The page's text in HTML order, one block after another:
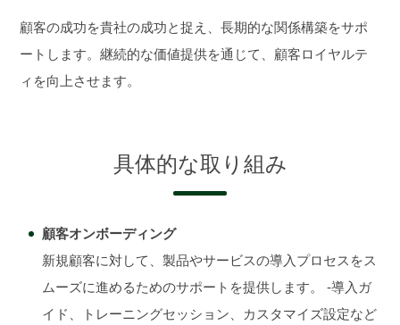
顧客の成功を貴社の成功と捉え、長期的な関係構築をサポ
ートします。継続的な価値提供を通じて、顧客ロイヤルテ
ィを向上させます。
具体的な取り組み
顧客オンボーディング
新規顧客に対して、製品やサービスの導入プロセスをス
ムーズに進めるためのサポートを提供します。 -導入ガ
イド、トレーニングセッション、カスタマイズ設定など